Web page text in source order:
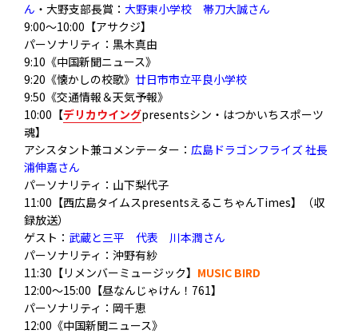
ん ・大野支部長賞： 大野東小学校 帯刀大誠さん
9:00～10:00【アサクジ】
パーソナリティ：黒木真由
9:10《中国新聞ニュース》
9:20《懐かしの校歌》 廿日市市立平良小学校
9:50《交通情報＆天気予報》
10:00【デリカウイングpresentsシン・はつかいちスポーツ
魂】
アシスタント兼コメンテーター： 広島ドラゴンフライズ 社長
浦伸嘉さん
パーソナリティ：山下梨代子
11:00【西広島タイムスpresentsえるこちゃんTimes】（収
録放送）
ゲスト： 武蔵と三平 代表 川本潤さん
パーソナリティ：沖野有紗
11:30【リメンバーミュージック】 MUSIC BIRD
12:00～15:00【昼なんじゃけん！761】
パーソナリティ：岡千恵
12:00《中国新聞ニュース》